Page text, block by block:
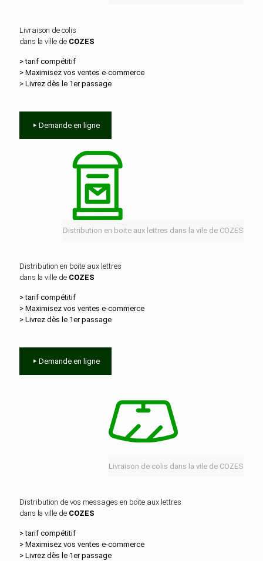
Livraison de colis
dans la ville de COZES
> tarif compétitif
> Maximisez vos ventes e‑commerce
> Livrez dès le 1er passage
Demande en ligne
Distribution en boite aux lettres dans la vile de COZES
Distribution en boite aux lettres
dans la ville de COZES
> tarif compétitif
> Maximisez vos ventes e‑commerce
> Livrez dès le 1er passage
Demande en ligne
Livraison de colis dans la vile de COZES
Distribution de vos messages en boite aux lettres
dans la ville de COZES
> tarif compétitif
> Maximisez vos ventes e‑commerce
> Livrez dès le 1er passage